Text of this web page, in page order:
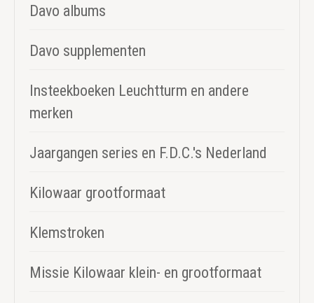
Davo albums
Davo supplementen
Insteekboeken Leuchtturm en andere
merken
Jaargangen series en F.D.C.'s Nederland
Kilowaar grootformaat
Klemstroken
Missie Kilowaar klein- en grootformaat